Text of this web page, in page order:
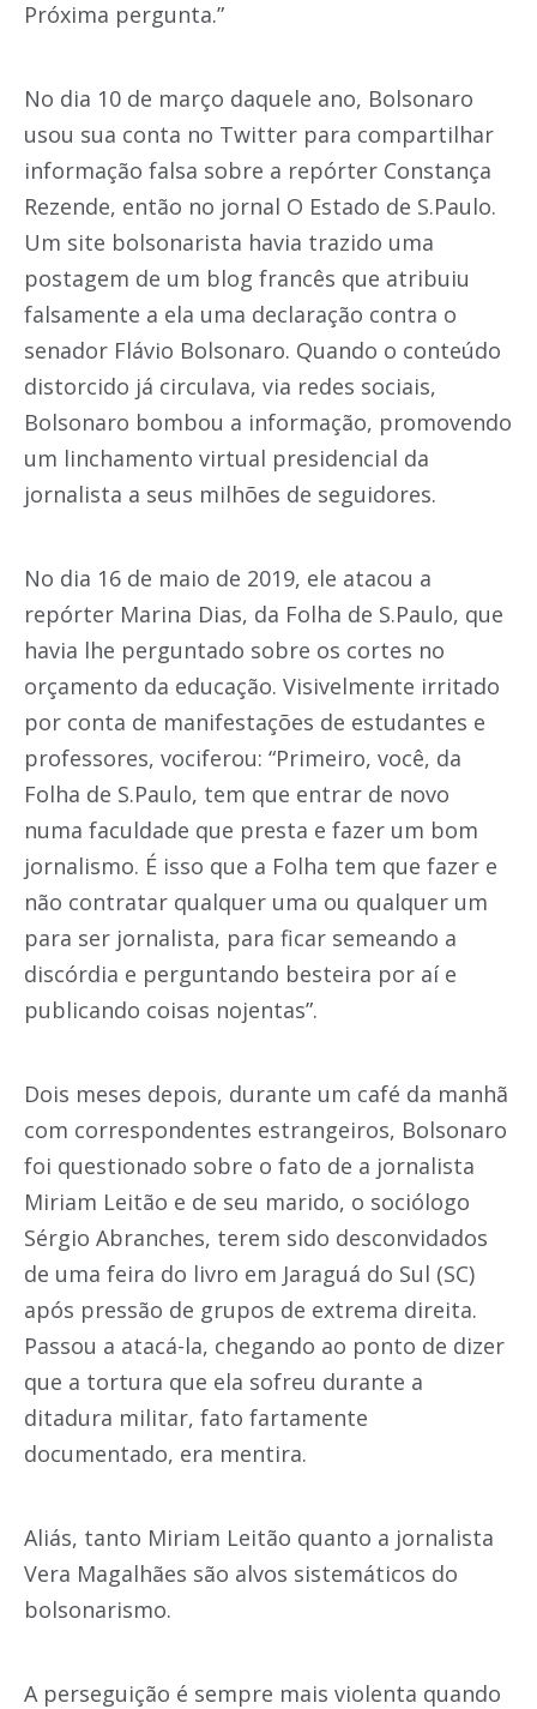
Próxima pergunta.”
No dia 10 de março daquele ano, Bolsonaro
usou sua conta no Twitter para compartilhar
informação falsa sobre a repórter Constança
Rezende, então no jornal O Estado de S.Paulo.
Um site bolsonarista havia trazido uma
postagem de um blog francês que atribuiu
falsamente a ela uma declaração contra o
senador Flávio Bolsonaro. Quando o conteúdo
distorcido já circulava, via redes sociais,
Bolsonaro bombou a informação, promovendo
um linchamento virtual presidencial da
jornalista a seus milhões de seguidores.
No dia 16 de maio de 2019, ele atacou a
repórter Marina Dias, da Folha de S.Paulo, que
havia lhe perguntado sobre os cortes no
orçamento da educação. Visivelmente irritado
por conta de manifestações de estudantes e
professores, vociferou: “Primeiro, você, da
Folha de S.Paulo, tem que entrar de novo
numa faculdade que presta e fazer um bom
jornalismo. É isso que a Folha tem que fazer e
não contratar qualquer uma ou qualquer um
para ser jornalista, para ficar semeando a
discórdia e perguntando besteira por aí e
publicando coisas nojentas”.
Dois meses depois, durante um café da manhã
com correspondentes estrangeiros, Bolsonaro
foi questionado sobre o fato de a jornalista
Miriam Leitão e de seu marido, o sociólogo
Sérgio Abranches, terem sido desconvidados
de uma feira do livro em Jaraguá do Sul (SC)
após pressão de grupos de extrema direita.
Passou a atacá-la, chegando ao ponto de dizer
que a tortura que ela sofreu durante a
ditadura militar, fato fartamente
documentado, era mentira.
Aliás, tanto Miriam Leitão quanto a jornalista
Vera Magalhães são alvos sistemáticos do
bolsonarismo.
A perseguição é sempre mais violenta quando